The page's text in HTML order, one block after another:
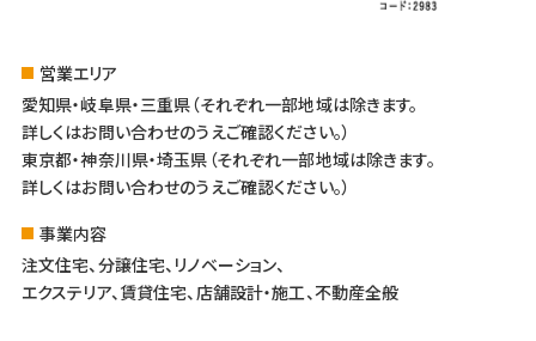
営業エリア
愛知県・岐阜県・三重県（それぞれ一部地域は除きます。
詳しくはお問い合わせのうえご確認ください。）
東京都・神奈川県・埼玉県（それぞれ一部地域は除きます。
詳しくはお問い合わせのうえご確認ください。）
事業内容
注文住宅、分譲住宅、リノベーション、
エクステリア、賃貸住宅、店舗設計・施工、不動産全般